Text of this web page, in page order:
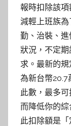
報時扣除該
減輕上班族
勤、治裝、
狀況，不定
求。最新的
為新台幣
此數，最多
而降低你的綜
此扣除額是